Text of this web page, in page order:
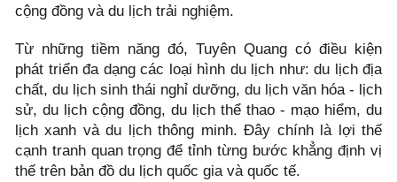
cộng đồng và du lịch trải nghiệm.
Từ những tiềm năng đó, Tuyên Quang có điều kiện
phát triển đa dạng các loại hình du lịch như: du lịch địa
chất, du lịch sinh thái nghỉ dưỡng, du lịch văn hóa - lịch
sử, du lịch cộng đồng, du lịch thể thao - mạo hiểm, du
lịch xanh và du lịch thông minh. Đây chính là lợi thế
cạnh tranh quan trọng để tỉnh từng bước khẳng định vị
thế trên bản đồ du lịch quốc gia và quốc tế.